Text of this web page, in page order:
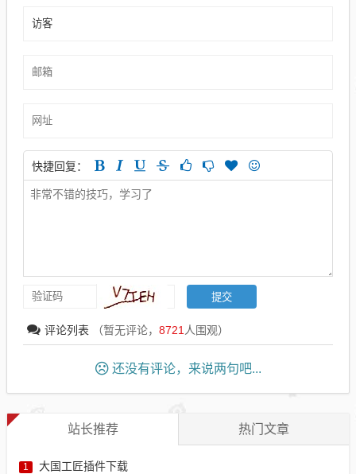
快捷回复：
评论列表 （暂无评论， 8721 人围观）
还没有评论，来说两句吧...
站长推荐 热门文章
1 大国工匠插件下载